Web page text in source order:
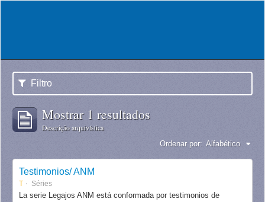
Filtro
Mostrar 1 resultados
Descrição arquivística
Ordenar por: Alfabético
Testimonios/ ANM
T Séries
La serie Legajos ANM está conformada por testimonios de